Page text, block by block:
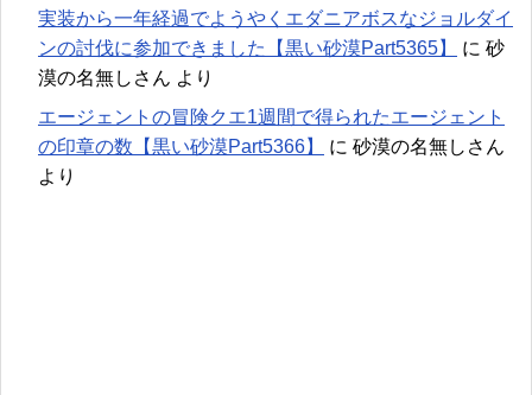
実装から一年経過でようやくエダニアボスなジョルダイ
ンの討伐に参加できました【黒い砂漠Part5365】
に 砂
漠の名無しさん より
エージェントの冒険クエ1週間で得られたエージェント
の印章の数【黒い砂漠Part5366】
に 砂漠の名無しさん
より